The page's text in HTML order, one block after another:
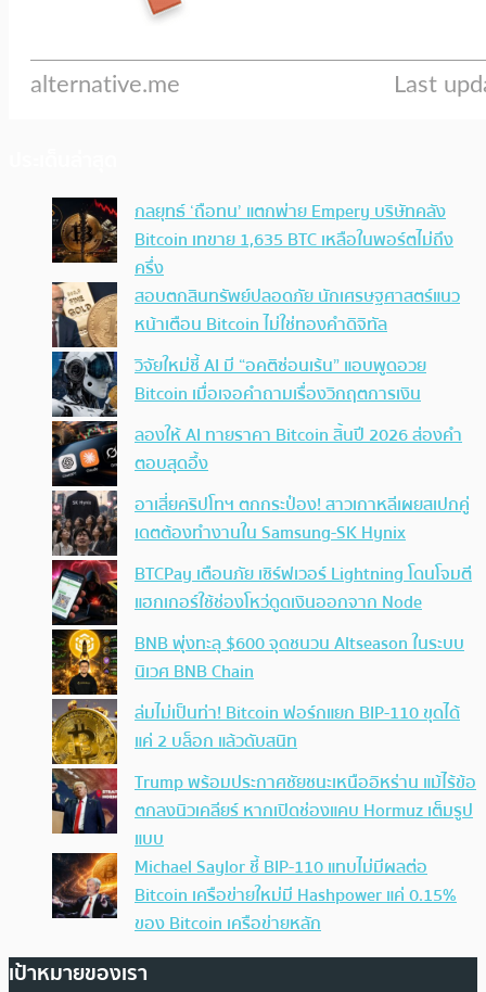
กลยุทธ์ ‘ถือทน’ แตกพ่าย Empery บริษัทคลัง
Bitcoin เทขาย 1,635 BTC เหลือในพอร์ตไม่ถึง
ครึ่ง
สอบตกสินทรัพย์ปลอดภัย นักเศรษฐศาสตร์แนว
หน้าเตือน Bitcoin ไม่ใช่ทองคำดิจิทัล
วิจัยใหม่ชี้ AI มี “อคติซ่อนเร้น” แอบพูดอวย
Bitcoin เมื่อเจอคำถามเรื่องวิกฤตการเงิน
ลองให้ AI ทายราคา Bitcoin สิ้นปี 2026 ส่องคำ
ตอบสุดอึ้ง
อาเสี่ยคริปโทฯ ตกกระป๋อง! สาวเกาหลีเผยสเปกคู่
เดตต้องทำงานใน Samsung-SK Hynix
BTCPay เตือนภัย เซิร์ฟเวอร์ Lightning โดนโจมตี
แฮกเกอร์ใช้ช่องโหว่ดูดเงินออกจาก Node
BNB พุ่งทะลุ $600 จุดชนวน Altseason ในระบบ
นิเวศ BNB Chain
ล่มไม่เป็นท่า! Bitcoin ฟอร์กแยก BIP-110 ขุดได้
แค่ 2 บล็อก แล้วดับสนิท
Trump พร้อมประกาศชัยชนะเหนืออิหร่าน แม้ไร้ข้อ
ตกลงนิวเคลียร์ หากเปิดช่องแคบ Hormuz เต็มรูป
แบบ
Michael Saylor ชี้ BIP-110 แทบไม่มีผลต่อ
Bitcoin เครือข่ายใหม่มี Hashpower แค่ 0.15%
ของ Bitcoin เครือข่ายหลัก
เป้าหมายของเรา